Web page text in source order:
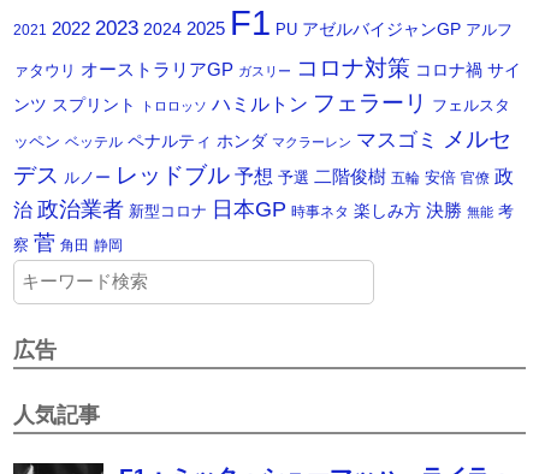
2021 2022 2023 2024 2025 F1 PU アゼルバイジャンGP アルフ
ァタウリ オーストラリアGP ガスリー コロナ対策 コロナ禍 サイ
ンツ スプリント トロロッソ ハミルトン フェラーリ
フェルスタ
ッペン ベッテル ペナルティ ホンダ マクラーレン マスゴミ
メルセ
デス ルノー レッドブル 予想 予選 二階俊樹 五輪 安倍 官僚 政
治 政治業者 新型コロナ 日本GP 時事ネタ 楽しみ方 決勝 無能 考
察 菅 角田 静岡
広告
人気記事